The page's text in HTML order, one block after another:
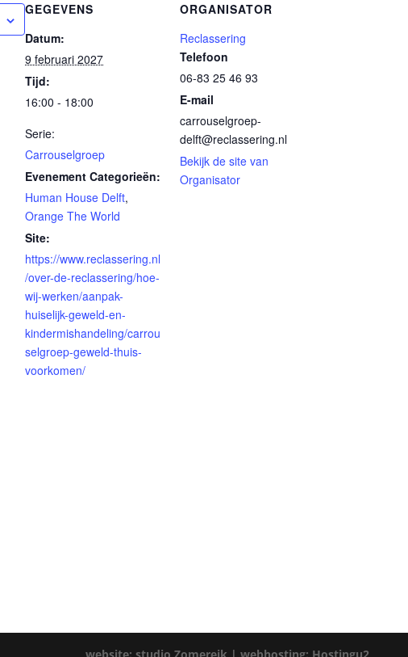
GEGEVENS
Datum:
9 februari 2027
Tijd:
16:00 - 18:00
Serie:
Carrouselgroep
Evenement Categorieën:
Human House Delft,
Orange The World
Site:
https://www.reclassering.nl
/over-de-reclassering/hoe-
wij-werken/aanpak-
huiselijk-geweld-en-
kindermishandeling/carrou
selgroep-geweld-thuis-
voorkomen/
ORGANISATOR
Reclassering
Telefoon
06-83 25 46 93
E-mail
carrouselgroep-
delft@reclassering.nl
Bekijk de site van
Organisator